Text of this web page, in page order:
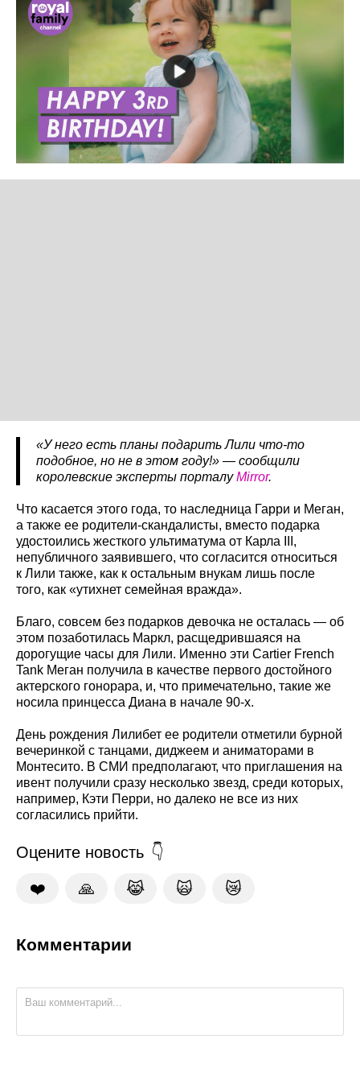
«У него есть планы подарить Лили что-то
подобное, но не в этом году!» — сообщили
королевские эксперты порталуMirror.
Что касается этого года, то наследница Гарри и Меган,
а также ее родители-скандалисты, вместо подарка
удостоились жесткого ультиматума от Карла III,
непубличного заявившего, что согласится относиться
к Лили также, как к остальным внукам лишь после
того, как «утихнет семейная вражда».
Благо, совсем без подарков девочка не осталась — об
этом позаботилась Маркл, расщедрившаяся на
дорогущие часы для Лили. Именно эти Cartier French
Tank Меган получила в качестве первого достойного
актерского гонорара, и, что примечательно, такие же
носила принцесса Диана в начале 90-х.
День рождения Лилибет ее родители отметили бурной
вечеринкой с танцами, диджеем и аниматорами в
Монтесито. В СМИ предполагают, что приглашения на
ивент получили сразу несколько звезд, среди которых,
например, Кэти Перри, но далеко не все из них
согласились прийти.
Оцените новость
❤️ 🙏 😹 🙀 😿
Комментарии